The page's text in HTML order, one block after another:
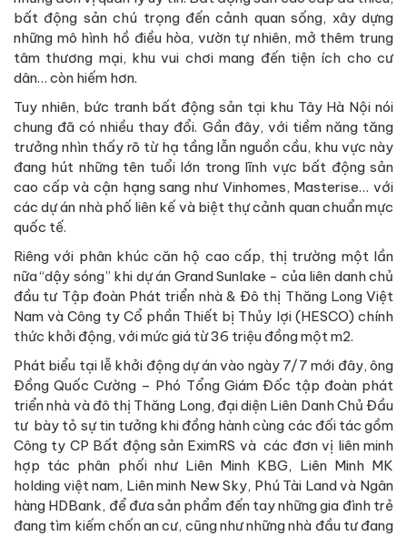
bất động sản chú trọng đến cảnh quan sống, xây dựng
những mô hình hồ điều hòa, vườn tự nhiên, mở thêm trung
tâm thương mại, khu vui chơi mang đến tiện ích cho cư
dân… còn hiếm hơn.
Tuy nhiên, bức tranh bất động sản tại khu Tây Hà Nội nói
chung đã có nhiều thay đổi. Gần đây, với tiềm năng tăng
trưởng nhìn thấy rõ từ hạ tầng lẫn nguồn cầu, khu vực này
đang hút những tên tuổi lớn trong lĩnh vực bất động sản
cao cấp và cận hạng sang như Vinhomes, Masterise… với
các dự án nhà phố liên kế và biệt thự cảnh quan chuẩn mực
quốc tế.
Riêng với phân khúc căn hộ cao cấp, thị trường một lần
nữa “dậy sóng” khi dự án Grand Sunlake - của liên danh chủ
đầu tư Tập đoàn Phát triển nhà & Đô thị Thăng Long Việt
Nam và Công ty Cổ phần Thiết bị Thủy lợi (HESCO) chính
thức khởi động, với mức giá từ 36 triệu đồng một m2.
Phát biểu tại lễ khởi động dự án vào ngày 7/7 mới đây, ông
Đồng Quốc Cường – Phó Tổng Giám Đốc tập đoàn phát
triển nhà và đô thị Thăng Long, đại diện Liên Danh Chủ Đầu
tư bày tỏ sự tin tưởng khi đồng hành cùng các đối tác gồm
Công ty CP Bất động sản EximRS và các đơn vị liên minh
hợp tác phân phối như Liên Minh KBG, Liên Minh MK
holding việt nam, Liên minh New Sky, Phú Tài Land và Ngân
hàng HDBank, để đưa sản phẩm đến tay những gia đình trẻ
đang tìm kiếm chốn an cư, cũng như những nhà đầu tư đang